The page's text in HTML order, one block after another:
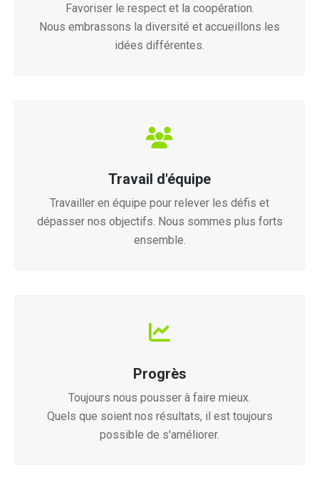
Favoriser le respect et la coopération.
Nous embrassons la diversité et accueillons les
idées différentes.
Travail d'équipe
Travailler en équipe pour relever les défis et
dépasser nos objectifs. Nous sommes plus forts
ensemble.
Progrès
Toujours nous pousser à faire mieux.
Quels que soient nos résultats, il est toujours
possible de s'améliorer.